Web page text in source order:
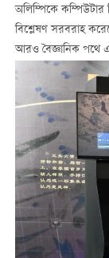
অলিম্পিকে কম্পিউটার
বিশ্লেষণ সরবরাহ
আরও বৈজ্ঞানিক পথে